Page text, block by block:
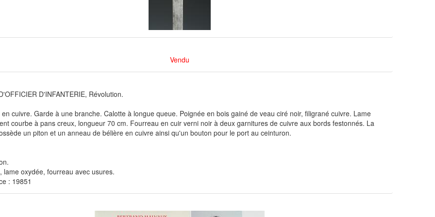
Vendu
D'INFANTERIE, Révolution.
cuivre. Garde à une branche. Calotte à longue queue. Poignée en bois gainé de veau ciré noir, filigrané cuivre. Lame
courbe à pans creux, longueur 70 cm. Fourreau en cuir verni noir à deux garnitures de cuivre aux bords festonnés. La
un piton et un anneau de bélière en cuivre ainsi qu'un bouton pour le port au ceinturon.
lame oxydée, fourreau avec usures.
: 19851